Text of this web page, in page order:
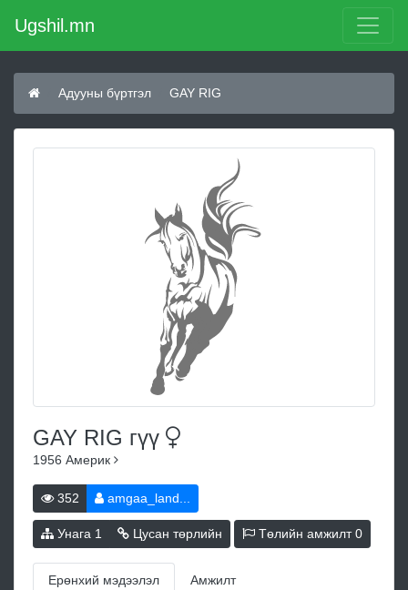
Ugshil.mn
Адууны бүртгэл GAY RIG
GAY RIG гүү
1956 Америк
352 amgaa_land...
Унага 1 Цусан төрлийн Төлийн амжилт0
Ерөнхий мэдээлэл Амжилт